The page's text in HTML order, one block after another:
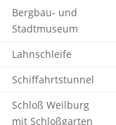
Bergbau- und
Stadtmuseum
Lahnschleife
Schiffahrtstunnel
Schloß Weilburg
mit Schloßgarten